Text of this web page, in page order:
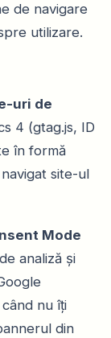
de navigare
utilizare.
uri de
4 (gtag.js, ID
în formă
site-ul
Mode
analiză și
nu îți
din